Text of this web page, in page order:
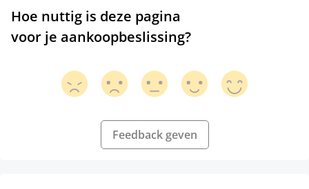
Hoe nuttig is deze pagina
voor je aankoopbeslissing?
Feedback geven